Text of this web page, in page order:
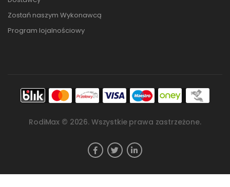
Zostań naszym Wykonawcą
Program lojalnościowy
RodiMax © 2026. Wszystkie prawa zastrzeżone.